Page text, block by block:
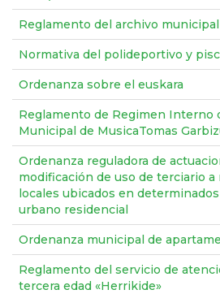
Reglamento del archivo municipal
Normativa del polideportivo y
Ordenanza sobre el euskara
Reglamento de Regimen Interno
Municipal de MusicaTomas
Ordenanza reguladora de
modificación de uso de terciario a
locales ubicados en
urbano residencial
Ordenanza municipal de
Reglamento del servicio de
tercera edad «Herrikide»